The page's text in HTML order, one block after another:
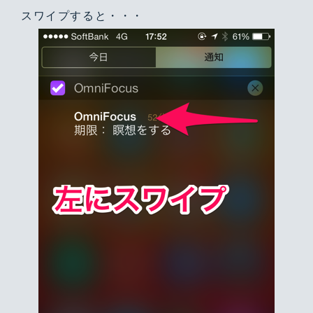
スワイプすると・・・